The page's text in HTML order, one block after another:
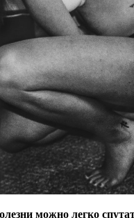
можно легко